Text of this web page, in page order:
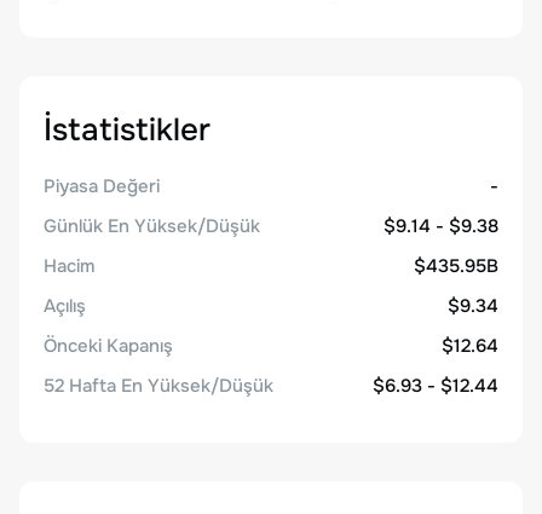
İstatistikler
Piyasa Değeri
-
Günlük En Yüksek/Düşük
$9.14 - $9.38
Hacim
$435.95B
Açılış
$9.34
Önceki Kapanış
$12.64
52 Hafta En Yüksek/Düşük
$6.93 - $12.44